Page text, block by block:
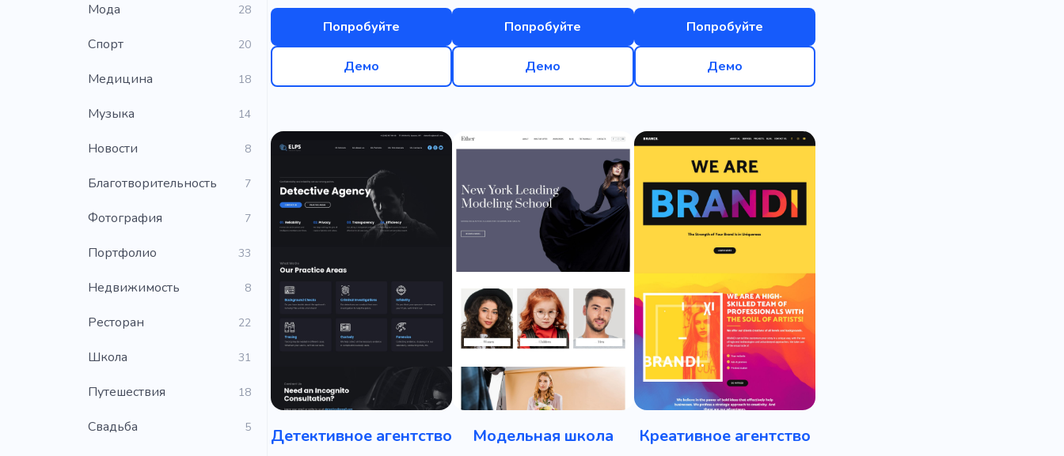
Мода 28
Cпорт 20
Медицина 18
Музыка 14
Новости 8
Благотворительность 7
Фотография 7
Портфолио 33
Недвижимость 8
Ресторан 22
Школа 31
Путешествия 18
Свадьба 5
Попробуйте
Демо
Попробуйте
Демо
Попробуйте
Демо
Детективное агентство Модельная школа Креативное агентство